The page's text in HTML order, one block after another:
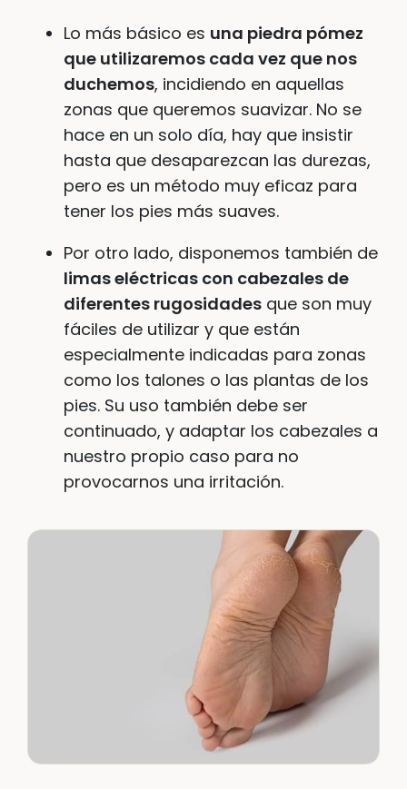
Lo más básico es una piedra pómez
que utilizaremos cada vez que nos
duchemos, incidiendo en aquellas
zonas que queremos suavizar. No se
hace en un solo día, hay que insistir
hasta que desaparezcan las durezas,
pero es un método muy eficaz para
tener los pies más suaves.
Por otro lado, disponemos también de
limas eléctricas con cabezales de
diferentes rugosidades que son muy
fáciles de utilizar y que están
especialmente indicadas para zonas
como los talones o las plantas de los
pies. Su uso también debe ser
continuado, y adaptar los cabezales a
nuestro propio caso para no
provocarnos una irritación.